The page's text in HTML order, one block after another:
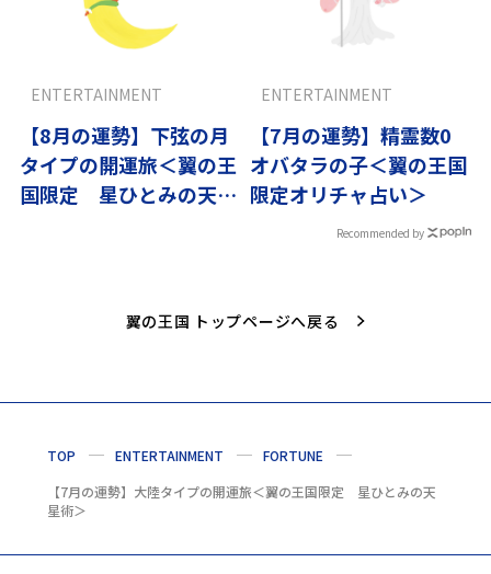
【8月の運勢】下弦の月
タイプの開運旅＜翼の王
国限定 星ひとみの天星
ENTERTAINMENT
【7月の運勢】精霊数0
オバタラの子＜翼の王国
限定オリチャ占い＞
ENTERTAINMENT
Recommended by
翼の王国 トップページへ戻る
TOP ENTERTAINMENT
FORTUNE
【7月の運勢】大陸タイプの開運旅＜翼の王国限定 星ひとみの天
星術＞